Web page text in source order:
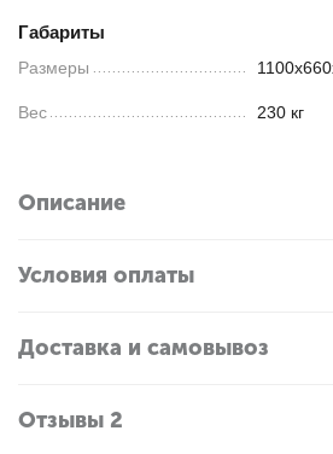
Габариты
Размеры
Вес 230 кг
Описание
Условия оплаты
Доставка и самовывоз
Отзывы 2